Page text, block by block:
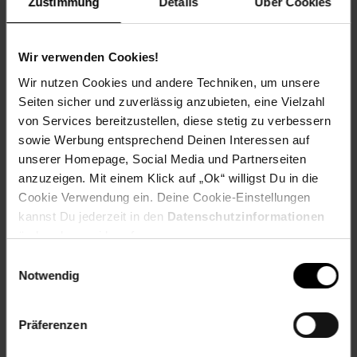
Wir verwenden Cookies!
Wir nutzen Cookies und andere Techniken, um unsere
Seiten sicher und zuverlässig anzubieten, eine Vielzahl
von Services bereitzustellen, diese stetig zu verbessern
sowie Werbung entsprechend Deinen Interessen auf
unserer Homepage, Social Media und Partnerseiten
anzuzeigen. Mit einem Klick auf „Ok“ willigst Du in die
Cookie Verwendung ein. Deine Cookie-Einstellungen
kannst Du jederzeit in den Datenschutzinformationen
ändern bzw. widerrufen.
Notwendig
Präferenzen
Material
Eukalyptus
Artikel gehört zur Kategorie: